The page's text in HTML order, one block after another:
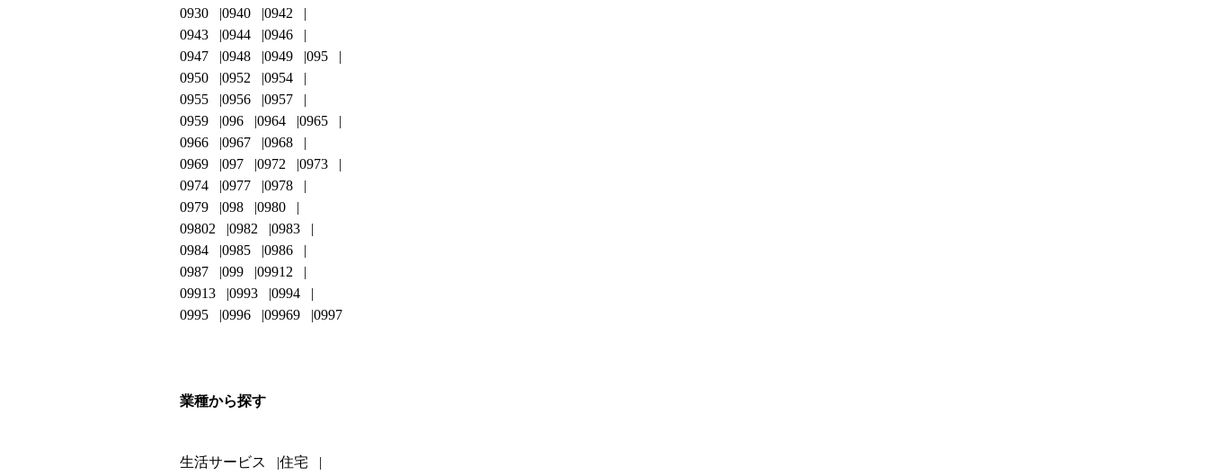
0930
0940
0942
0943
0944
0946
0947
0948 0949
095
0950
0952
0954
0955
0956
0957
0959
096 0964
0965
0966
0967
0968
0969
097 0972
0973
0974
0977
0978
0979
098
0980
09802
0982
0983
0984
0985
0986
0987
099
09912
09913
0993
0994
0995
0996 09969 0997
業種から探す
生活サービス 住宅